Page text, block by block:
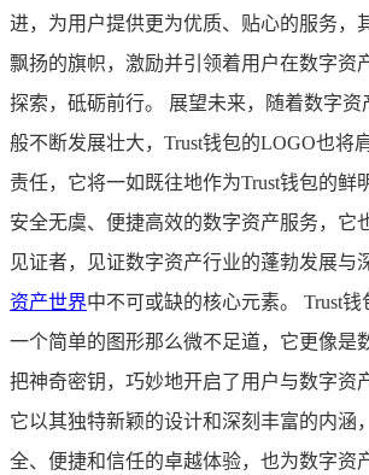
进，为用户提供更为优质、贴心的服务，
飘扬的旗帜，激励并引领着用户在数字资
探索，砥砺前行。 展望未来，随着数字资
般不断发展壮大，Trust钱包的LOGO也将
责任，它将一如既往地作为Trust钱包的鲜
安全无虞、便捷高效的数字资产服务，它
见证者，见证数字资产行业的蓬勃发展与
资产世界中不可或缺的核心元素。 Trust
一个简单的图形那么微不足道，它更像是
把神奇密钥，巧妙地开启了用户与数字资
它以其独特新颖的设计和深刻丰富的内涵
全、便捷和信任的卓越体验，也为数字资